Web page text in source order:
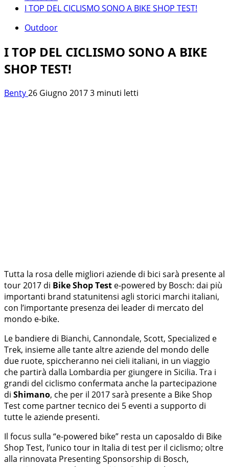
I TOP DEL CICLISMO SONO A BIKE SHOP TEST!
Outdoor
I TOP DEL CICLISMO SONO A BIKE
SHOP TEST!
Benty26 Giugno 20173 minuti letti
Tutta la rosa delle migliori aziende di bici sarà presente al
tour 2017 di Bike Shop Test e-powered by Bosch: dai più
importanti brand statunitensi agli storici marchi italiani,
con l’importante presenza dei leader di mercato del
mondo e-bike.
Le bandiere di Bianchi, Cannondale, Scott, Specialized e
Trek, insieme alle tante altre aziende del mondo delle
due ruote, spiccheranno nei cieli italiani, in un viaggio
che partirà dalla Lombardia per giungere in Sicilia. Tra i
grandi del ciclismo confermata anche la partecipazione
di Shimano, che per il 2017 sarà presente a Bike Shop
Test come partner tecnico dei 5 eventi a supporto di
tutte le aziende presenti.
Il focus sulla “e-powered bike” resta un caposaldo di Bike
Shop Test, l’unico tour in Italia di test per il ciclismo; oltre
alla rinnovata Presenting Sponsorship di Bosch,